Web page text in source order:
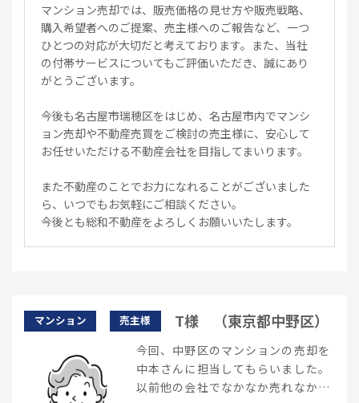
マンション売却では、販売価格の見せ方や販売戦略、
購入希望者へのご提案、売主様へのご報告など、一つ
ひとつの対応が大切だと考えております。また、当社
の付帯サービスについてもご評価いただき、誠にあり
がとうございます。
今後も名古屋市瑞穂区をはじめ、名古屋市内でマンシ
ョン売却や不動産売買をご検討の売主様に、安心して
お任せいただける不動産会社を目指してまいります。
また不動産のことでお力になれることがございました
ら、いつでもお気軽にご相談ください。
今後とも総和不動産をよろしくお願いいたします。
マンション 売主様 T様 （東京都中野区）
今回、中野区のマンションの売却を
中本さんに担当してもらいました。
以前他の会社でなかなか売れなかっ